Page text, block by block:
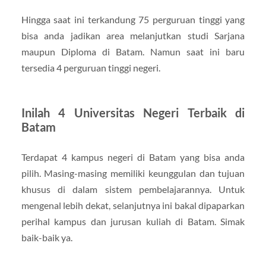
Hingga saat ini terkandung 75 perguruan tinggi yang
bisa anda jadikan area melanjutkan studi Sarjana
maupun Diploma di Batam. Namun saat ini baru
tersedia 4 perguruan tinggi negeri.
Inilah 4 Universitas Negeri Terbaik di
Batam
Terdapat 4 kampus negeri di Batam yang bisa anda
pilih. Masing-masing memiliki keunggulan dan tujuan
khusus di dalam sistem pembelajarannya. Untuk
mengenal lebih dekat, selanjutnya ini bakal dipaparkan
perihal kampus dan jurusan kuliah di Batam. Simak
baik-baik ya.